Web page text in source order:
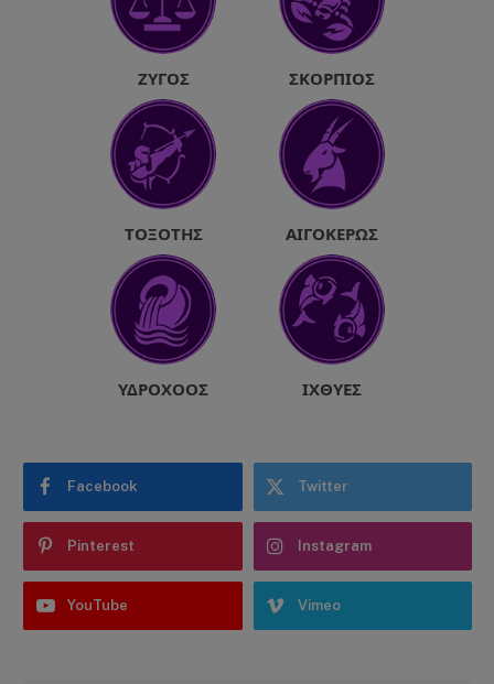
ΖΥΓΌΣ ΣΚΟΡΠΙΌΣ
ΤΟΞΌΤΗΣ ΑΙΓΌΚΕΡΩΣ
ΥΔΡΟΧΌΟΣ ΙΧΘΎΕΣ
Facebook Twitter
Pinterest Instagram
YouTube Vimeo